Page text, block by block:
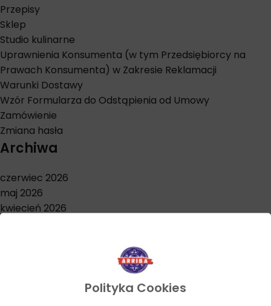
Polityka Cookies
Przepisy
Sklep
Studio kulinarne
Uprawnienia Konsumenta (w tym Przedsiębiorcy na
Prawach Konsumenta) w Zakresie Reklamacji
Warunki Dostawy
Wzór Formularza do Odstąpienia od Umowy
Zamówienie
Zmiana hasła
Archiwa
czerwiec 2026
maj 2026
kwiecień 2026